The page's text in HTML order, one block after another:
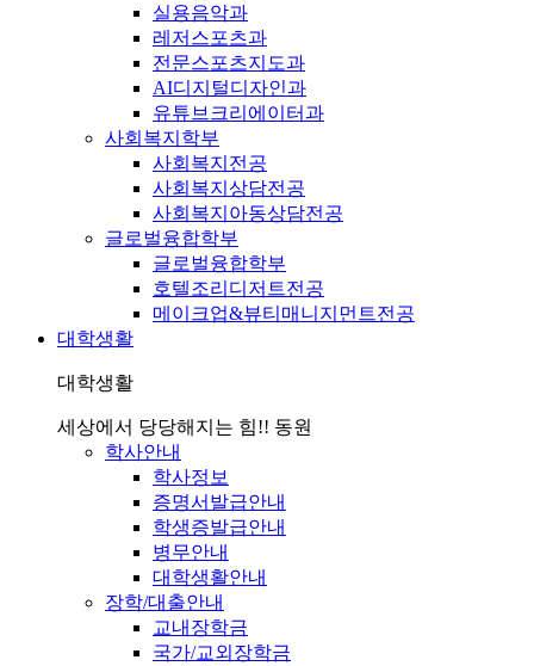
실용음악과
레저스포츠과
전문스포츠지도과
AI디지털디자인과
유튜브크리에이터과
사회복지학부
사회복지전공
사회복지상담전공
사회복지아동상담전공
글로벌융합학부
글로벌융합학부
호텔조리디저트전공
메이크업&뷰티매니지먼트전공
대학생활
대학생활
세상에서 당당해지는 힘!! 동원
학사안내
학사정보
증명서발급안내
학생증발급안내
병무안내
대학생활안내
장학/대출안내
교내장학금
국가/교외장학금